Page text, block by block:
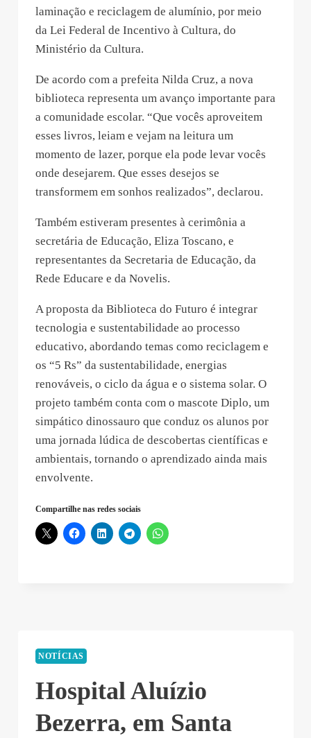
laminação e reciclagem de alumínio, por meio
da Lei Federal de Incentivo à Cultura, do
Ministério da Cultura.
De acordo com a prefeita Nilda Cruz, a nova
biblioteca representa um avanço importante para
a comunidade escolar. “Que vocês aproveitem
esses livros, leiam e vejam na leitura um
momento de lazer, porque ela pode levar vocês
onde desejarem. Que esses desejos se
transformem em sonhos realizados”, declarou.
Também estiveram presentes à cerimônia a
secretária de Educação, Eliza Toscano, e
representantes da Secretaria de Educação, da
Rede Educare e da Novelis.
A proposta da Biblioteca do Futuro é integrar
tecnologia e sustentabilidade ao processo
educativo, abordando temas como reciclagem e
os “5 Rs” da sustentabilidade, energias
renováveis, o ciclo da água e o sistema solar. O
projeto também conta com o mascote Diplo, um
simpático dinossauro que conduz os alunos por
uma jornada lúdica de descobertas científicas e
ambientais, tornando o aprendizado ainda mais
envolvente.
Compartilhe nas redes sociais
NOTÍCIAS
Hospital Aluízio
Bezerra, em Santa